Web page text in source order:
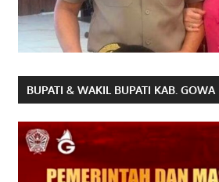
BUPATI & WAKIL BUPATI KAB. GOWA